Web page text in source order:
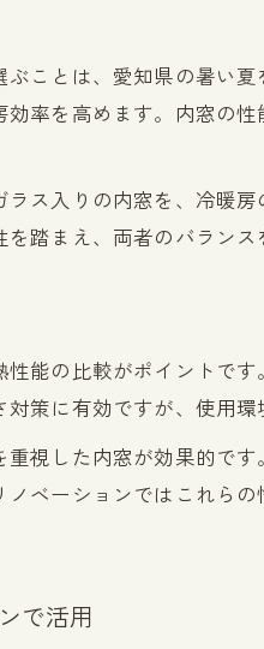
ことは、愛知県の暑い
率を高めます。内窓の
ス入りの内窓を、冷暖
踏まえ、両者のバラン
能の比較がポイントで
策に有効ですが、使用
視した内窓が効果的で
ベーションではこれら
で活用